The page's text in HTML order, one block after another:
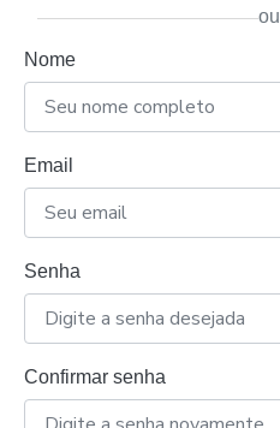
ou
Nome
Email
Senha
Confirmar senha